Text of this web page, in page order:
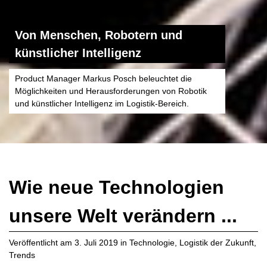
Von Menschen, Robotern und
künstlicher Intelligenz
Product Manager Markus Posch beleuchtet die
Möglichkeiten und Herausforderungen von Robotik
und künstlicher Intelligenz im Logistik-Bereich.
Wie neue Technologien
unsere Welt verändern ...
Veröffentlicht am 3. Juli 2019 in Technologie Logistik der Zukunft
Trends